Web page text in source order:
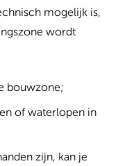
mogelijk is,
wordt
bouwzone;
of waterlopen in
zijn, kan je